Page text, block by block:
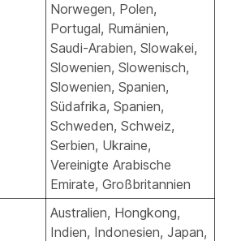
Norwegen, Polen,
Portugal, Rumänien,
Saudi-Arabien, Slowakei,
Slowenien, Slowenisch,
Slowenien, Spanien,
Südafrika, Spanien,
Schweden, Schweiz,
Serbien, Ukraine,
Vereinigte Arabische
Emirate, Großbritannien
Australien, Hongkong,
Indien, Indonesien, Japan,